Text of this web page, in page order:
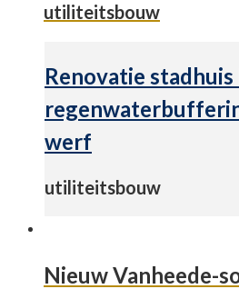
utiliteitsbouw
Renovatie
werf
utiliteitsbouw
Nieuw Vanheede-